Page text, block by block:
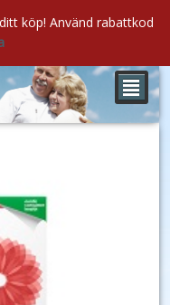
²
köp! Använd rabattkod